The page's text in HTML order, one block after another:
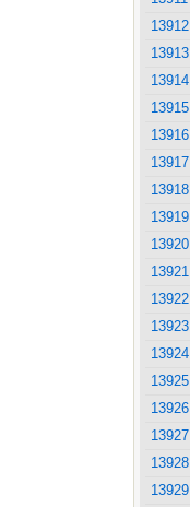
13912
13913
13914
13915
13916
13917
13918
13919
13920
13921
13922
13923
13924
13925
13926
13927
13928
13929